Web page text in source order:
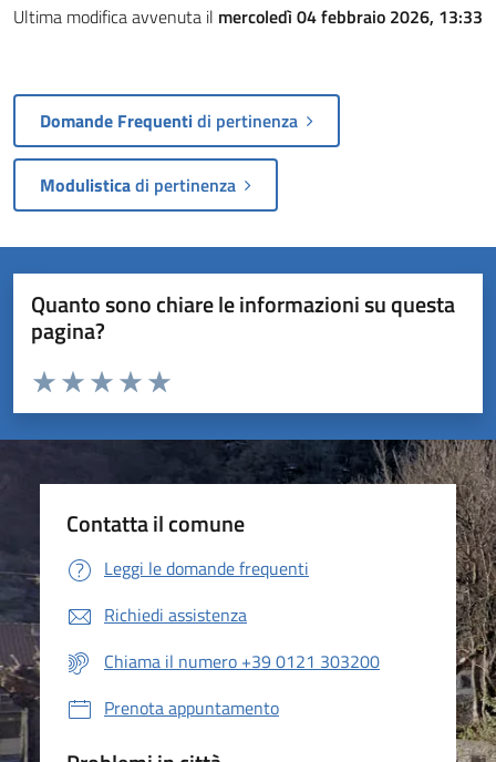
Ultima modifica avvenuta il mercoledì 04 febbraio 2026, 13:33
Domande Frequentidi pertinenza
Modulisticadi pertinenza
Quanto sono chiare le informazioni su questa
pagina?
Valuta da 1 a 5 stelle la pagina
Valuta 5 stelle su 5
Valuta 4 stelle su 5
Valuta 3 stelle su 5
Valuta 2 stelle su 5
Valuta 1 stelle su 5
Contatta il comune
Leggi le domande frequenti
Richiedi assistenza
Chiama il numero +39 0121 303200
Prenota appuntamento